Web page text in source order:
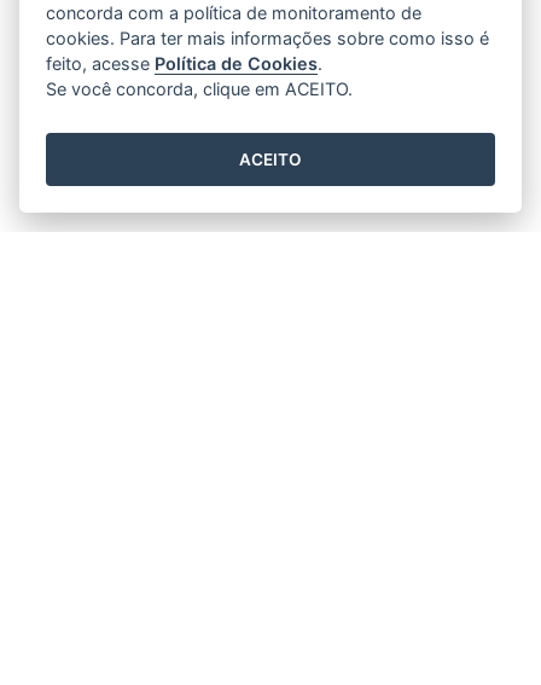
concorda com a política de monitoramento de
cookies. Para ter mais informações sobre como isso é
feito, acesse Política de Cookies.
Se você concorda, clique em ACEITO.
ACEITO